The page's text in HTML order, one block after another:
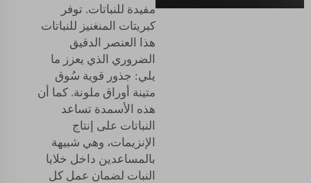
مفيدة للنباتات. توفر
كبريتات المنغنيز للنباتات
هذا العنصر الدقيق
الضروري الذي يعزز ما
يلي: جذور قوية سُوق
متينة أوراق ملونة. كما أن
هذه الأسمدة تساعد
النباتات على إنتاج
الإنزيمات، وهي شبيهة
بالمساعدين داخل خلايا
النبات لضمان عمل كل